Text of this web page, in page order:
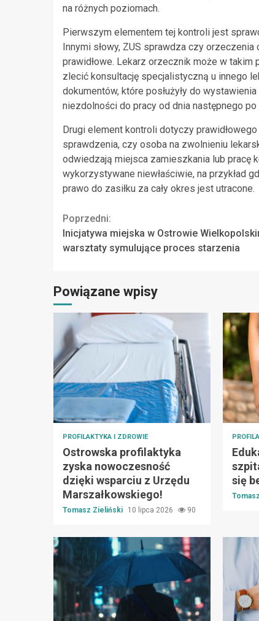
na różnych poziomach.
Pierwszym elementem tej kontroli jest
Innymi słowy, ZUS sprawdza czy
prawidłowe. Lekarz orzecznik może w
zlecić konsultację specjalistyczną u innego
dokumentów, które posłużyły do
niezdolności do pracy od dnia następnego
Drugi element kontroli dotyczy
sprawdzenia, czy osoba na zwolnieniu
odwiedzają miejsca zamieszkania lub pracę
wykorzystywane niewłaściwie, na przykład
prawo do zasiłku za cały okres jest utracone.
Continue
Reading
Poprzedni:
Inicjatywa miejska w Ostrowie
warsztaty symulujące proces starzenia
Powiązane wpisy
PROFILAKTYKA I ZDROWIE
Ostrowska profilaktyka
zyska nowoczesność
dzięki wsparciu z Urzędu
Marszałkowskiego!
Tomasz Zieliński 10 lipca 2026 90
się